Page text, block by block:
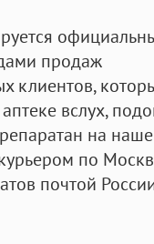
продаж
клиентов,
вслух,
на
по
почтой